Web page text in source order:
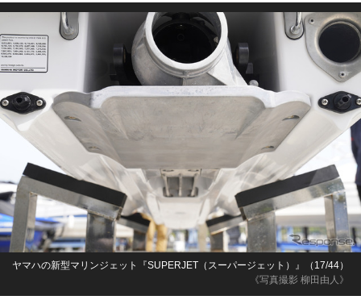
《写真撮影 柳田由人》
ヤマハの新型マリンジェット『SUPERJET（スーパージェット）』（17/44）